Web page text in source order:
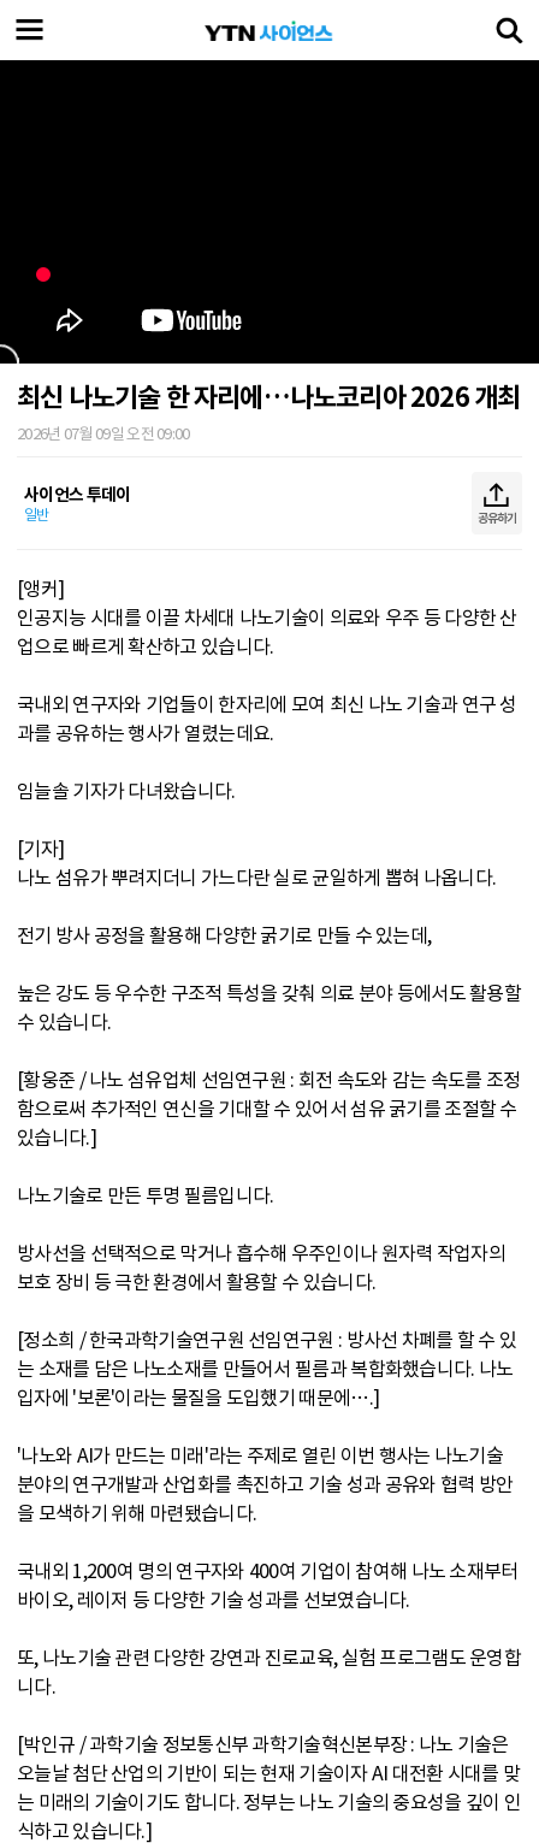
최신 나노기술 한 자리에…나노코리아 2026 개최
2026년 07월 09일 오전 09:00
사이언스 투데이
일반 공유하기
[앵커]
인공지능 시대를 이끌 차세대 나노기술이 의료와 우주 등 다양한 산
업으로 빠르게 확산하고 있습니다.
국내외 연구자와 기업들이 한자리에 모여 최신 나노 기술과 연구 성
과를 공유하는 행사가 열렸는데요.
임늘솔 기자가 다녀왔습니다.
[기자]
나노 섬유가 뿌려지더니 가느다란 실로 균일하게 뽑혀 나옵니다.
전기 방사 공정을 활용해 다양한 굵기로 만들 수 있는데,
높은 강도 등 우수한 구조적 특성을 갖춰 의료 분야 등에서도 활용할
수 있습니다.
[황웅준 / 나노 섬유업체 선임연구원 : 회전 속도와 감는 속도를 조정
함으로써 추가적인 연신을 기대할 수 있어서 섬유 굵기를 조절할 수
있습니다.]
나노기술로 만든 투명 필름입니다.
방사선을 선택적으로 막거나 흡수해 우주인이나 원자력 작업자의
보호 장비 등 극한 환경에서 활용할 수 있습니다.
[정소희 / 한국과학기술연구원 선임연구원 : 방사선 차폐를 할 수 있
는 소재를 담은 나노소재를 만들어서 필름과 복합화했습니다. 나노
입자에 '보론'이라는 물질을 도입했기 때문에….]
'나노와 AI가 만드는 미래'라는 주제로 열린 이번 행사는 나노기술
분야의 연구개발과 산업화를 촉진하고 기술 성과 공유와 협력 방안
을 모색하기 위해 마련됐습니다.
국내외 1,200여 명의 연구자와 400여 기업이 참여해 나노 소재부터
바이오, 레이저 등 다양한 기술 성과를 선보였습니다.
또, 나노기술 관련 다양한 강연과 진로교육, 실험 프로그램도 운영합
니다.
[박인규 / 과학기술 정보통신부 과학기술혁신본부장 : 나노 기술은
오늘날 첨단 산업의 기반이 되는 현재 기술이자 AI 대전환 시대를 맞
는 미래의 기술이기도 합니다. 정부는 나노 기술의 중요성을 깊이 인
식하고 있습니다.]